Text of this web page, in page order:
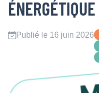
ÉNERGÉTIQUE
Publié le 16 juin 2026